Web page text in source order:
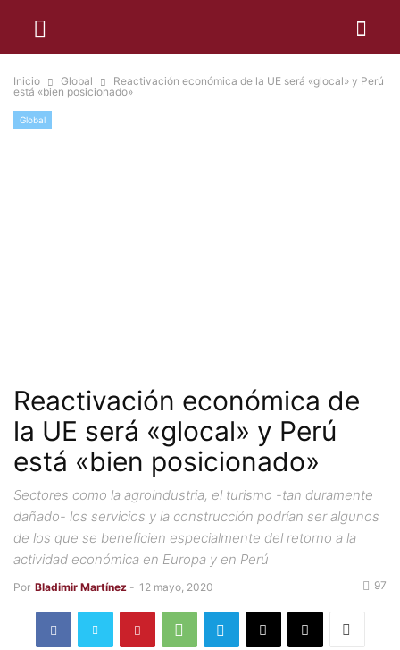
Inicio Global
Reactivación económica de la UE será «glocal» y Perú
está «bien posicionado»
Global
Reactivación económica de
la UE será «glocal» y Perú
está «bien posicionado»
Sectores como la agroindustria, el turismo -tan duramente
dañado- los servicios y la construcción podrían ser algunos
de los que se beneficien especialmente del retorno a la
actividad económica en Europa y en Perú
Por Bladimir Martínez - 12 mayo, 2020 97